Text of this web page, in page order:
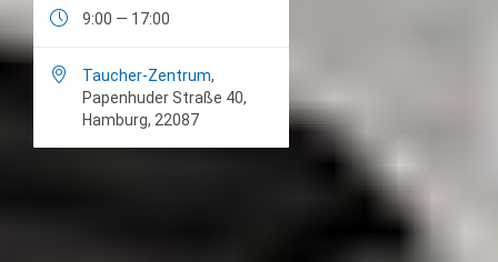
 9:00 — 17:00
 Taucher-Zentrum,
Papenhuder Straße 40,
Hamburg, 22087